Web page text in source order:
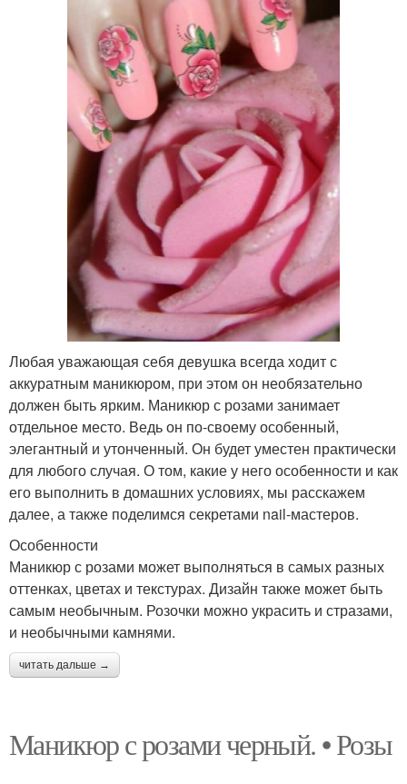
Любая уважающая себя девушка всегда ходит с
аккуратным маникюром, при этом он необязательно
должен быть ярким. Маникюр с розами занимает
отдельное место. Ведь он по-своему особенный,
элегантный и утонченный. Он будет уместен практически
для любого случая. О том, какие у него особенности и как
его выполнить в домашних условиях, мы расскажем
далее, а также поделимся секретами nail-мастеров.
Особенности
Маникюр с розами может выполняться в самых разных
оттенках, цветах и текстурах. Дизайн также может быть
самым необычным. Розочки можно украсить и стразами,
и необычными камнями.
читать дальше →
Маникюр с розами черный. • Розы